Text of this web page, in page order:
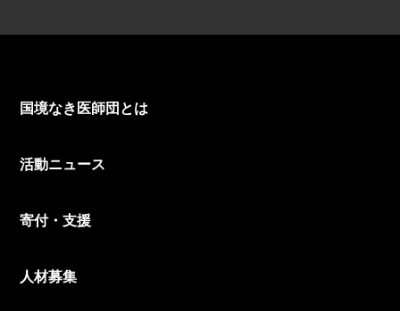
国境なき医師団とは
活動ニュース
寄付・支援
人材募集